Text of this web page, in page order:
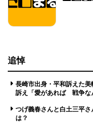
追悼
長崎市出身・平和訴えた
訴え「愛があれば 戦争な
つげ義春さんと白土三平
は？